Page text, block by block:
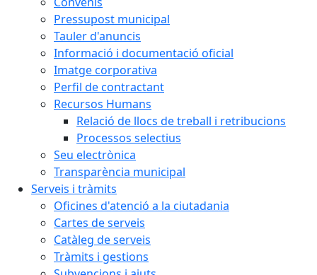
Pressupost municipal
Tauler d'anuncis
Informació i documentació oficial
Imatge corporativa
Perfil de contractant
Recursos Humans
Relació de llocs de treball i retribucions
Processos selectius
Seu electrònica
Transparència municipal
Serveis i tràmits
Oficines d'atenció a la ciutadania
Cartes de serveis
Catàleg de serveis
Tràmits i gestions